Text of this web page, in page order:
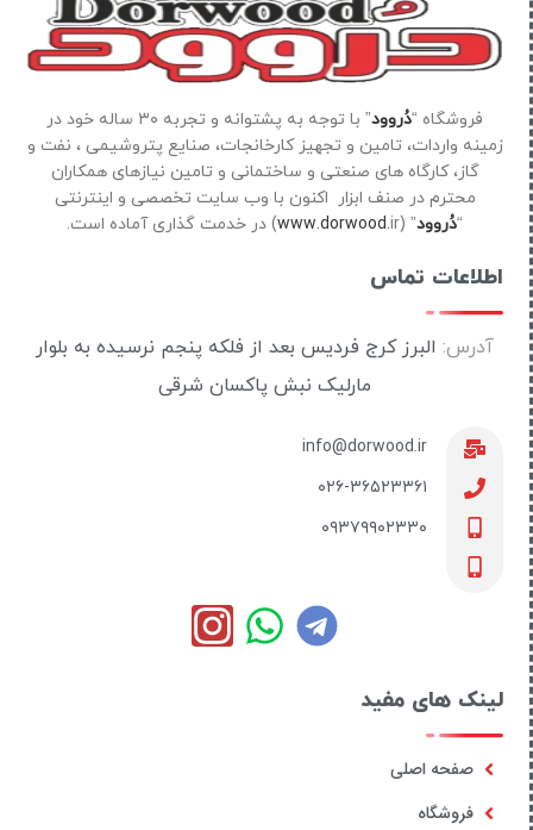
فروشگاه “دُروود
” با توجه به پشتوانه و تجربه ۳۰ ساله خود در
زمینه واردات، تامین و تجهیز کارخانجات، صنایع پتروشیمی ، نفت و
گاز، کارگاه های صنعتی و ساختمانی و تامین نیازهای همکاران
محترم در صنف ابزار اکنون با وب سایت تخصصی و اینترنتی
“دُروود” (
www.dorwood.ir) در خدمت گذاری آماده است.
اطلاعات تماس
آدرس: البرز کرج فردیس بعد از فلکه پنجم نرسیده به بلوار
مارلیک نبش پاکسان شرقی
info@dorwood.ir
۰۲۶-۳۶۵۲۳۳۶۱
۰۹۳۷۹۹۰۲۳۳۰
لینک های مفید
صفحه اصلی
فروشگاه